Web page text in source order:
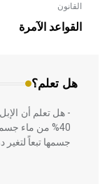
القانون
القواعد الآمرة
هل تعلم؟
- هل تعلم أن
بالعمارة
المعمار على
- هل تعلم أن
40% من ماء
جسمها تبعاً لتغير